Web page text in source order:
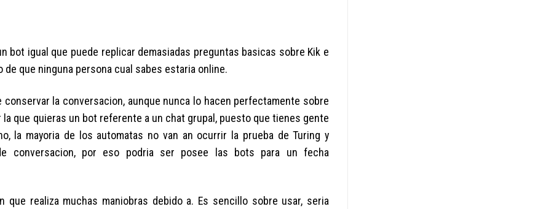
bot igual que puede replicar demasiadas preguntas basicas sobre Kik e
que ninguna persona cual sabes estaria online.
la conversacion, aunque nunca lo hacen perfectamente sobre
que quieras un bot referente a un chat grupal, puesto que tienes gente
la mayoria de los automatas no van an ocurrir la prueba de Turing y
conversacion, por eso podri­a ser posee las bots para un fecha
realiza muchas maniobras debido a. Es sencillo sobre usar, seri­a